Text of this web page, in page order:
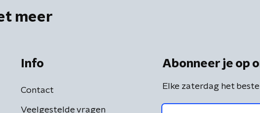
meer
Info
Contact
Veelgestelde vragen
Abonneer je op
Elke zaterdag het beste